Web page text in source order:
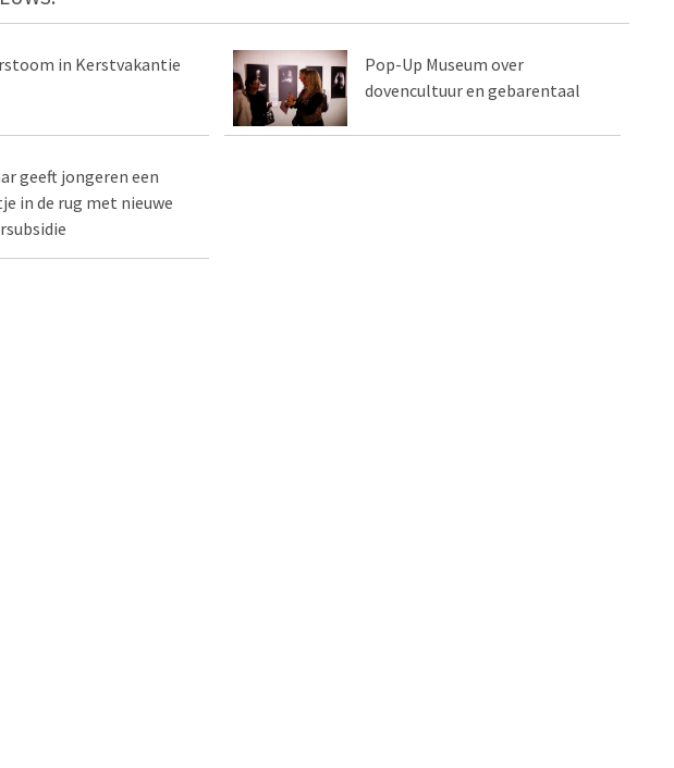
in Kerstvakantie
Pop-Up Museum over
dovencultuur en gebarentaal
geeft jongeren een
in de rug met nieuwe